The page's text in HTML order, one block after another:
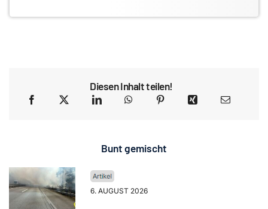
Diesen Inhalt teilen!
Bunt gemischt
6. AUGUST 2026